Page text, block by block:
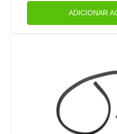
ADICIONAR